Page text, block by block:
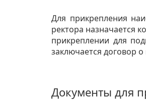
Для прикрепления
ректора назначается
прикреплении для
заключается договор
Документы для